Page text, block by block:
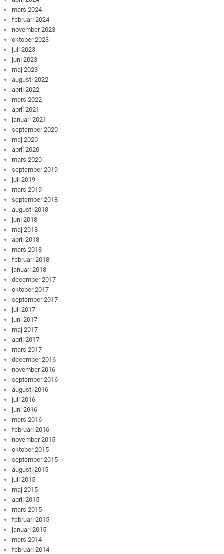
mars 2024
februari 2024
november 2023
oktober 2023
juli 2023
juni 2023
maj 2023
augusti 2022
april 2022
mars 2022
april 2021
januari 2021
september 2020
maj 2020
april 2020
mars 2020
september 2019
juli 2019
mars 2019
september 2018
augusti 2018
juni 2018
maj 2018
april 2018
mars 2018
februari 2018
januari 2018
december 2017
oktober 2017
september 2017
juli 2017
juni 2017
maj 2017
april 2017
mars 2017
december 2016
november 2016
september 2016
augusti 2016
juli 2016
juni 2016
mars 2016
februari 2016
november 2015
oktober 2015
september 2015
augusti 2015
juli 2015
maj 2015
april 2015
mars 2015
februari 2015
januari 2015
mars 2014
februari 2014